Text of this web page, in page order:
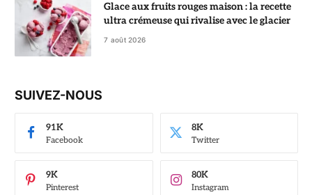
Glace aux fruits rouges maison : la recette
ultra crémeuse qui rivalise avec le glacier
7 août 2026
SUIVEZ-NOUS
Facebook
91K
Twitter
8K
Pinterest
9K
Instagram
80K